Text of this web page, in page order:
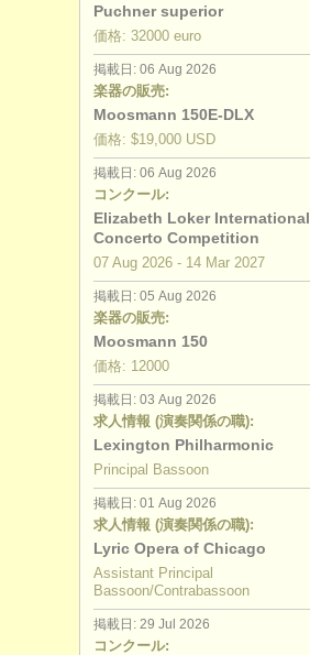
musicalchairsについて
出版社:
掲載方法
Puchner superior
価格: 32000 euro
掲載日: 06 Aug 2026
楽器の販売:
Moosmann 150E-DLX
価格: $19,000 USD
掲載日: 06 Aug 2026
コンクール:
Elizabeth Loker International
Concerto Competition
07 Aug 2026 - 14 Mar 2027
掲載日: 05 Aug 2026
楽器の販売:
Moosmann 150
価格: 12000
掲載日: 03 Aug 2026
求人情報 (演奏関係の職):
Lexington Philharmonic
Principal Bassoon
掲載日: 01 Aug 2026
求人情報 (演奏関係の職):
Lyric Opera of Chicago
Assistant Principal
Bassoon/Contrabassoon
掲載日: 29 Jul 2026
コンクール: